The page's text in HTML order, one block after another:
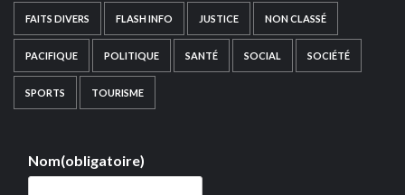
FAITS DIVERS FLASH INFO JUSTICE NON CLASSÉ
PACIFIQUE POLITIQUE SANTÉ SOCIAL SOCIÉTÉ
SPORTS TOURISME
Nom(obligatoire)